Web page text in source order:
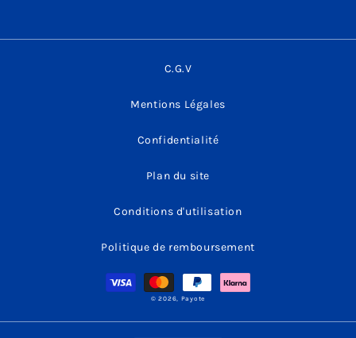
C.G.V
Mentions Légales
Confidentialité
Plan du site
Conditions d'utilisation
Politique de remboursement
© 2026, Payote